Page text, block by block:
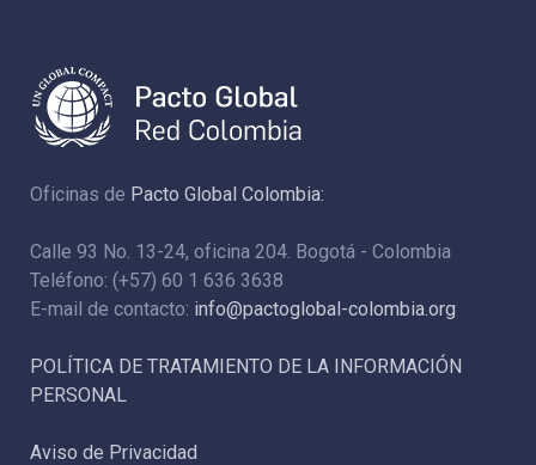
Oficinas de Pacto Global Colombia:
Calle 93 No. 13-24, oficina 204. Bogotá - Colombia
Teléfono: (+57) 60 1 636 3638
E-mail de contacto: info@pactoglobal-colombia.org
POLÍTICA DE TRATAMIENTO DE LA INFORMACIÓN
PERSONAL
Aviso de Privacidad